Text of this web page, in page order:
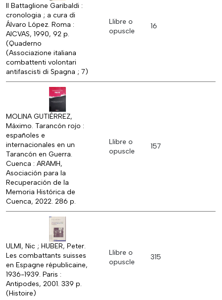
Il Battaglione Garibaldi :
cronologia ; a cura di
Álvaro López. Roma :
AICVAS, 1990, 92 p.
(Quaderno
(Associazione italiana
combattenti volontari
antifascisti di Spagna ; 7)
Llibre o
opuscle
16
MOLINA GUTIÉRREZ,
Máximo. Tarancón rojo :
españoles e
internacionales en un
Tarancón en Guerra.
Cuenca : ARAMH,
Asociación para la
Recuperación de la
Memoria Histórica de
Cuenca, 2022. 286 p.
Llibre o
opuscle
157
ULMI, Nic ; HUBER, Peter.
Les combattants suisses
en Espagne républicaine,
1936-1939. Paris :
Antipodes, 2001. 339 p.
(Histoire)
Llibre o
opuscle
315